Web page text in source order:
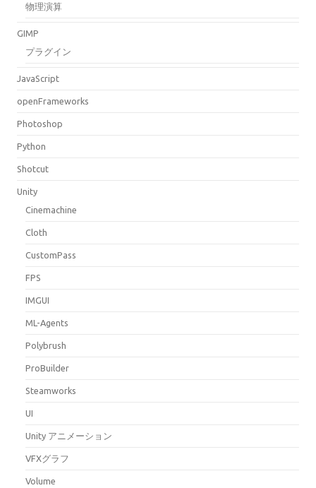
物理演算
GIMP
プラグイン
JavaScript
openFrameworks
Photoshop
Python
Shotcut
Unity
Cinemachine
Cloth
CustomPass
FPS
IMGUI
ML-Agents
Polybrush
ProBuilder
Steamworks
UI
Unity アニメーション
VFXグラフ
Volume